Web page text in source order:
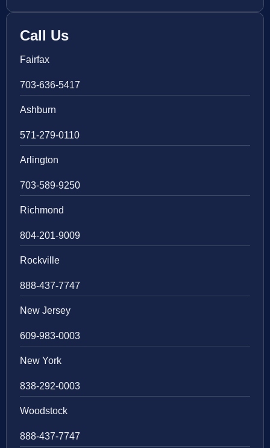
Call Us
Fairfax
703-636-5417
Ashburn
571-279-0110
Arlington
703-589-9250
Richmond
804-201-9009
Rockville
888-437-7747
New Jersey
609-983-0003
New York
838-292-0003
Woodstock
888-437-7747